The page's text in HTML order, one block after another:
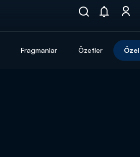
Fragmanlar Özetler